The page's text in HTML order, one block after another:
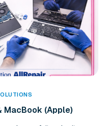
MacBook (Apple)